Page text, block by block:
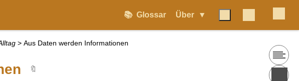
📚 Glossar Über
> Aus Daten werden Informationen
🔖